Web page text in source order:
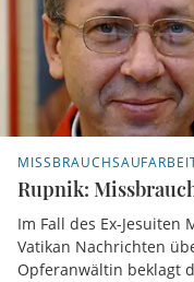
Rupnik:
Im Fall des Ex-
Vatikan Nachrichten
Opferanwältin beklagt